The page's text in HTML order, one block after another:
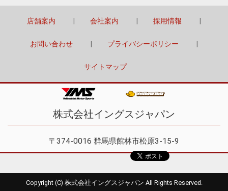
店舗案内 会社案内 採用情報
お問い合わせ プライバシーポリシー
サイトマップ
株式会社イングスジャパン
〒374-0016 群馬県館林市松原3-15-9
Copyright (C) 株式会社イングスジャパン All Rights Reserved.